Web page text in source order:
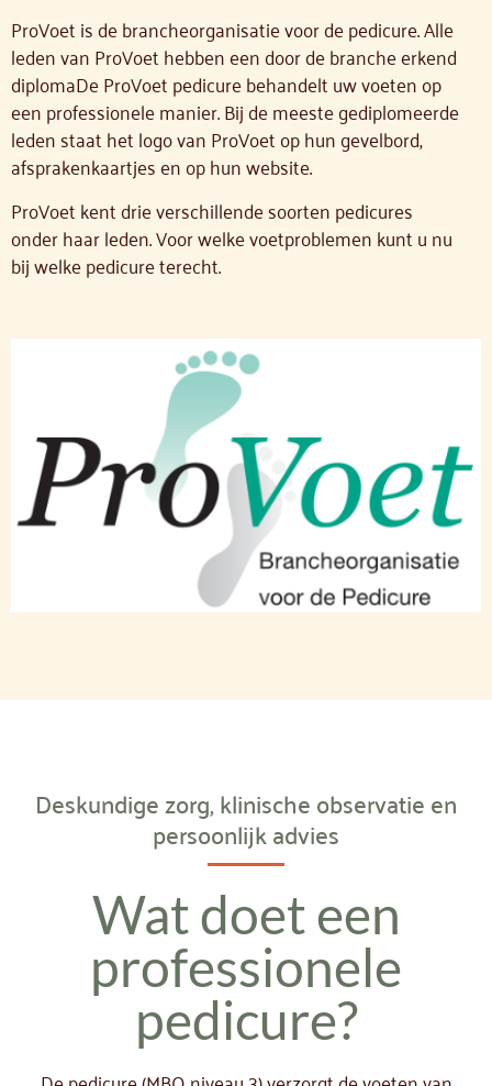
ProVoet is de brancheorganisatie voor de pedicure. Alle
leden van ProVoet hebben een door de branche erkend
diplomaDe ProVoet pedicure behandelt uw voeten op
een professionele manier. Bij de meeste gediplomeerde
leden staat het logo van ProVoet op hun gevelbord,
afsprakenkaartjes en op hun website.
ProVoet kent drie verschillende soorten pedicures
onder haar leden. Voor welke voetproblemen kunt u nu
bij welke pedicure terecht.
Deskundige zorg, klinische observatie en
persoonlijk advies
Wat doet een
professionele
pedicure?